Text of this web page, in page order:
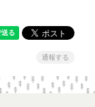
通報する